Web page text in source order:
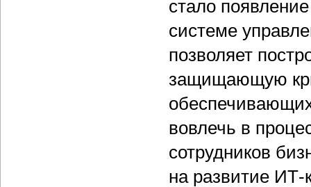
стало
системе
позволяет
защищающую
вовлечь в
сотрудников
на развитие ИТ-